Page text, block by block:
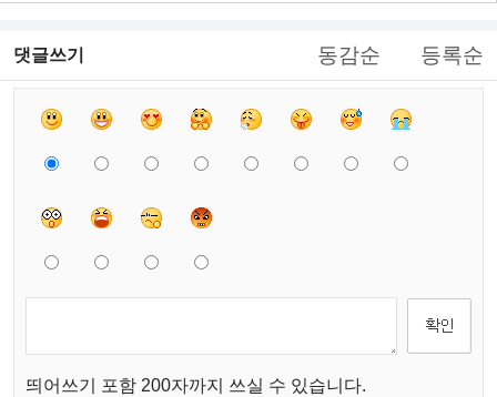
댓글쓰기 동감순 등록순
띄어쓰기 포함 200자까지 쓰실 수 있습니다.